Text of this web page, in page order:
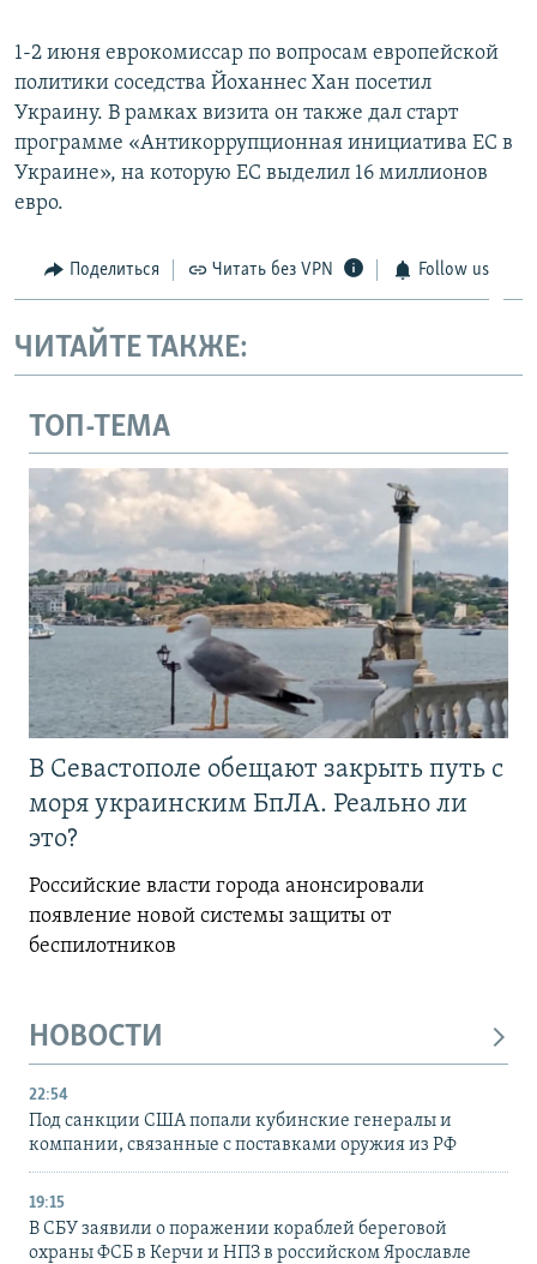
1-2 июня еврокомиссар по вопросам европейской
политики соседства Йоханнес Хан посетил
Украину. В рамках визита он также дал старт
программе «Антикоррупционная инициатива ЕС в
Украине», на которую ЕС выделил 16 миллионов
евро.
Поделиться Читать без VPN Follow us
ЧИТАЙТЕ ТАКЖЕ:
ТОП-ТЕМА
В Севастополе обещают закрыть путь с
моря украинским БпЛА. Реально ли
это?
Российские власти города анонсировали
появление новой системы защиты от
беспилотников
НОВОСТИ
22:54
Под санкции США попали кубинские генералы и
компании, связанные с поставками оружия из РФ
19:15
В СБУ заявили о поражении кораблей береговой
охраны ФСБ в Керчи и НПЗ в российском Ярославле